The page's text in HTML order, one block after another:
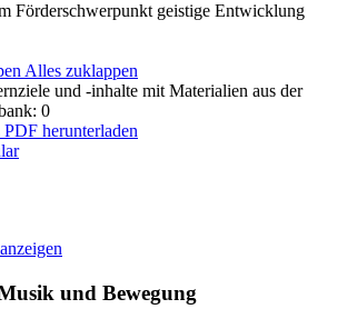
Förderschwerpunkt geistige Entwicklung
Alles zuklappen
und -inhalte mit Materialien aus der
0
herunterladen
und Bewegung